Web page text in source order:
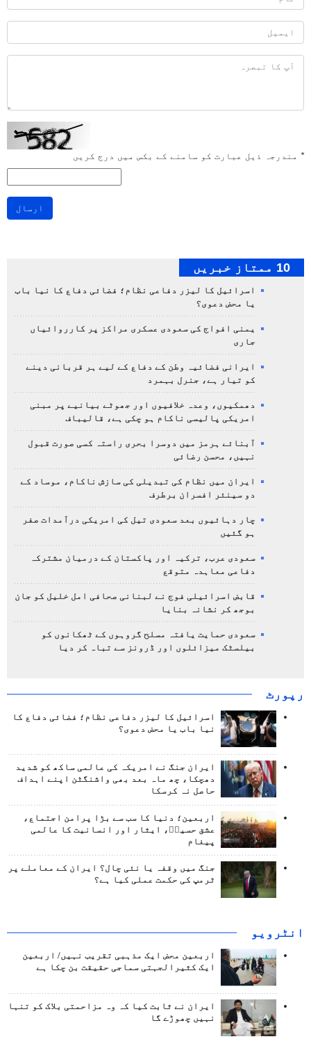
* مندرجہ ذیل عبارت کو سامنے کے بکس میں درج کریں
ارسال
10 ممتاز خبریں
اسرائیل کا لیزر دفاعی نظام؛ فضائی دفاع کا نیا باب
یا محض دعوی؟
یمنی افواج کی سعودی عسکری مراکز پر کارروائیاں
جاری
ایرانی فضائیہ وطن کے دفاع کے لیے ہر قربانی دینے
کو تیار ہے، جنرل بہمرد
دھمکیوں، وعدہ خلافیوں اور جھوٹے بیانیے پر مبنی
امریکی پالیسی ناکام ہو چکی ہے، قالیباف
آبنائے ہرمز میں دوسرا بحری راستہ کسی صورت قبول
نہیں، محسن رضائی
ایران میں نظام کی تبدیلی کی سازش ناکام، موساد کے
دو سینئر افسران برطرف
چار دہائیوں بعد سعودی تیل کی امریکی درآمدات صفر
ہو گئیں
سعودی عرب، ترکیہ اور پاکستان کے درمیان مشترکہ
دفاعی معاہدہ متوقع
قابض اسرائیلی فوج نے لبنانی صحافی امل خلیل کو جان
بوجھ کر نشانہ بنایا
سعودی حمایت یافتہ مسلح گروہوں کے ٹھکانوں کو
بیلسٹک میزائلوں اور ڈرونز سے تباہ کر دیا
رپورٹ
اسرائیل کا لیزر دفاعی نظام؛ فضائی دفاع کا
نیا باب یا محض دعوی؟
ایران جنگ نے امریکہ کی عالمی ساکھ کو شدید
دھچکا، چھ ماہ بعد بھی واشنگٹن اپنے اہداف
حاصل نہ کرسکا
اربعین؛ دنیا کا سب سے بڑا پرامن اجتماع،
عشق حسینؑ، ایثار اور انسانیت کا عالمی
پیغام
جنگ میں وقفہ یا نئی چال؟ ایران کے معاملے پر
ٹرمپ کی حکمت عملی کیا ہے؟
انٹرويو
اربعین محض ایک مذہبی تقریب نہیں/ اربعین
ایک کثیرالجہتی سماجی حقیقت بن چکا ہے
ایران نے ثابت کیا کہ وہ مزاحمتی بلاک کو تنہا
نہیں چھوڑے گا